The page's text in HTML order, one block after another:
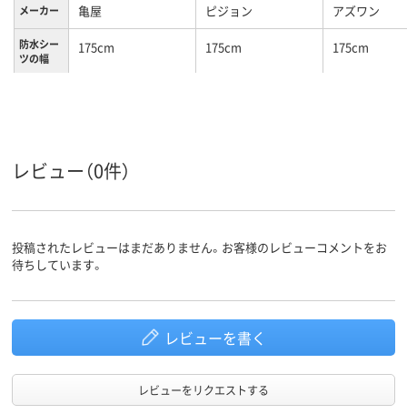
メーカー 亀屋 ピジョン アズワン
防水シー
ツの幅
175cm 175cm 175cm
レビュー（0件）
投稿されたレビューはまだありません。お客様のレビューコメントをお
待ちしています。
レビューを書く
レビューをリクエストする